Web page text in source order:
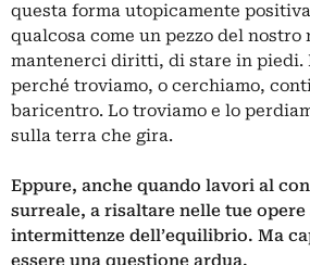
questa forma utopicamente
qualcosa come un pezzo del
mantenerci diritti, di stare in piedi.
perché troviamo, o cerchiamo,
baricentro. Lo troviamo e lo
sulla terra che gira.
Eppure, anche quando lavori al
surreale, a risaltare nelle tue
intermittenze dell’equilibrio. Ma
essere una questione ardua.